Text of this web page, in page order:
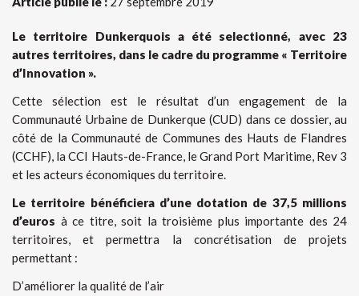
Le territoire Dunkerquois a été selectionné, avec 23
autres territoires, dans le cadre du programme « Territoire
d’Innovation ».
Cette sélection est le résultat d’un engagement de la
Communauté Urbaine de Dunkerque (CUD) dans ce dossier, au
côté de la Communauté de Communes des Hauts de Flandres
(CCHF), la CCI Hauts-de-France, le Grand Port Maritime, Rev 3
et les acteurs économiques du territoire.
Le territoire bénéficiera d’une dotation de 37,5 millions
d’euros à ce titre, soit la troisième plus importante des 24
territoires, et permettra la concrétisation de projets
permettant :
D’améliorer la qualité de l’air